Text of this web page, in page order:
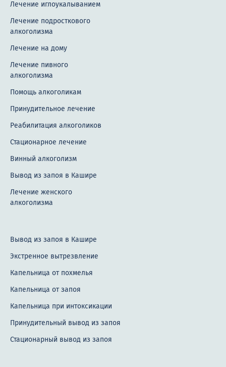
Лечение иглоукалыванием
Лечение подросткового
алкоголизма
Лечение на дому
Лечение пивного
алкоголизма
Помощь алкоголикам
Принудительное лечение
Реабилитация алкоголиков
Стационарное лечение
Винный алкоголизм
Вывод из запоя в Кашире
Лечение женского
алкоголизма
Вывод из запоя в Кашире
Экстренное вытрезвление
Капельница от похмелья
Капельница от запоя
Капельница при интоксикации
Принудительный вывод из запоя
Стационарный вывод из запоя